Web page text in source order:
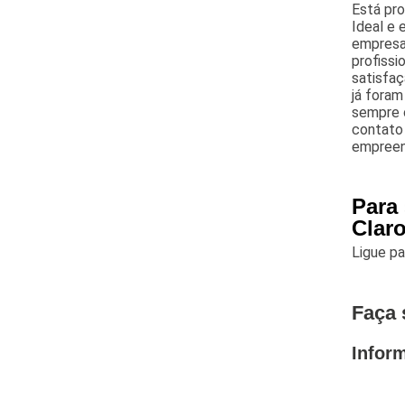
Está
Ideal e
já
sempre
contato
Claro
Ligue
Faça